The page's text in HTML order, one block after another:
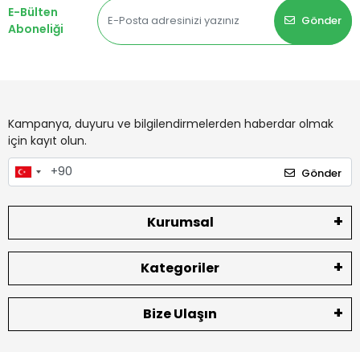
E-Bülten
Aboneliği
Gönder
Kampanya, duyuru ve bilgilendirmelerden haberdar olmak
için kayıt olun.
Gönder
Kurumsal
Kategoriler
Bize Ulaşın